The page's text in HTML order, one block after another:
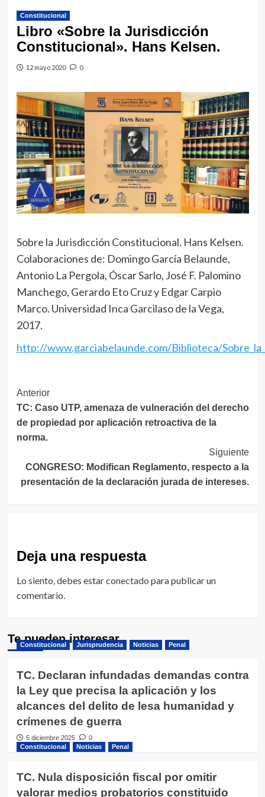
Constitucional
Libro «Sobre la Jurisdicción
Constitucional». Hans Kelsen.
12 mayo 2020 0
Sobre la Jurisdicción Constitucional. Hans Kelsen.
Colaboraciones de: Domingo García Belaunde,
Antonio La Pergola, Óscar Sarlo, José F. Palomino
Manchego, Gerardo Eto Cruz y Edgar Carpio
Marco. Universidad Inca Garcilaso de la Vega,
2017.
http://www.garciabelaunde.com/Biblioteca/
Navegación
de
entradas
Anterior
TC: Caso UTP, amenaza de vulneración del derecho
de propiedad por aplicación retroactiva de la
norma.
Siguiente
CONGRESO: Modifican Reglamento, respecto a la
presentación de la declaración jurada de intereses.
Deja una respuesta
Lo siento, debes estarconectado para publicar un
comentario.
Te pueden interesar
Constitucional Jurisprudencia Noticias Penal
TC. Declaran infundadas demandas contra
la Ley que precisa la aplicación y los
alcances del delito de lesa humanidad y
crímenes de guerra
5 diciembre 2025
0
Constitucional
Noticias Penal
TC. Nula disposición fiscal por omitir
valorar medios probatorios constituido